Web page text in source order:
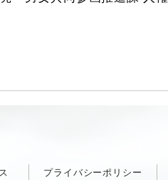
プライバシーポリシー